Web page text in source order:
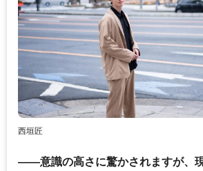
西垣匠
――意識の高さに驚かされますが、